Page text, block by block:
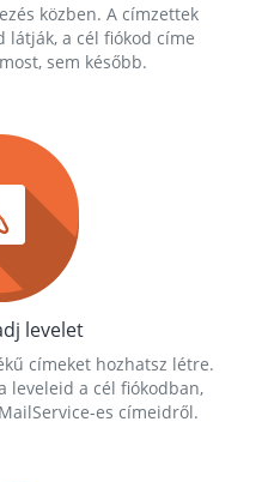
közben. A címzettek
látják, a cél fiókod címe
sem később.
levelet
címeket hozhatsz létre.
leveleid a cél fiókodban,
es címeidről.